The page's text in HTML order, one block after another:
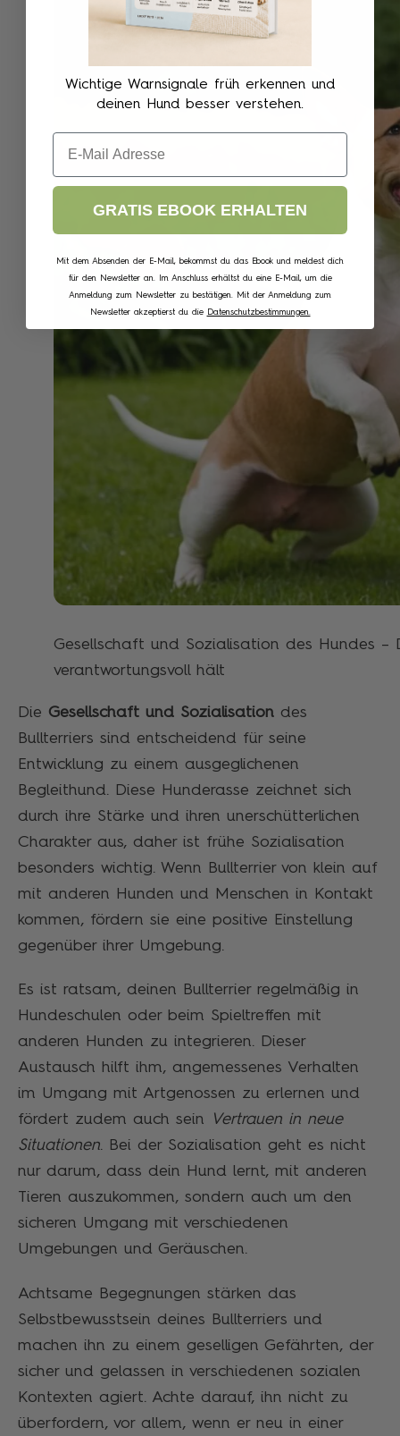
Gesellschaft und Sozialisation des Hundes –
verantwortungsvoll hält
Die Gesellschaft und Sozialisation des
Bullterriers sind entscheidend für seine
Entwicklung zu einem ausgeglichenen
Begleithund. Diese Hunderasse zeichnet sich
durch ihre Stärke und ihren unerschütterlichen
Charakter aus, daher ist frühe Sozialisation
besonders wichtig. Wenn Bullterrier von klein auf
mit anderen Hunden und Menschen in Kontakt
kommen, fördern sie eine positive Einstellung
gegenüber ihrer Umgebung.
Es ist ratsam, deinen Bullterrier regelmäßig in
Hundeschulen oder beim Spieltreffen mit
anderen Hunden zu integrieren. Dieser
Austausch hilft ihm, angemessenes Verhalten
im Umgang mit Artgenossen zu erlernen und
fördert zudem auch sein
Vertrauen in neue
Situationen. Bei der Sozialisation geht es nicht
nur darum, dass dein Hund lernt, mit anderen
Tieren auszukommen, sondern auch um den
sicheren Umgang mit verschiedenen
Umgebungen und Geräuschen.
Achtsame Begegnungen stärken das
Selbstbewusstsein deines Bullterriers und
machen ihn zu einem geselligen Gefährten, der
sicher und gelassen in verschiedenen sozialen
Kontexten agiert. Achte darauf, ihn nicht zu
überfordern, vor allem, wenn er neu in einer
Wichtige Warnsignale früh erkennen und
deinen Hund besser verstehen.
Email
GRATIS EBOOK ERHALTEN
Mit dem Absenden der E-Mail, bekommst du das Ebook und meldest dich
für den Newsletter an. Im Anschluss erhältst du eine E-Mail, um die
Anmeldung zum Newsletter zu bestätigen. Mit der Anmeldung zum
Newsletter akzeptierst du die Datenschutzbestimmungen.